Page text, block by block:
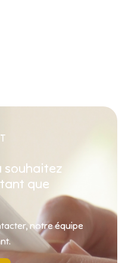
souhaitez
que
notre équipe